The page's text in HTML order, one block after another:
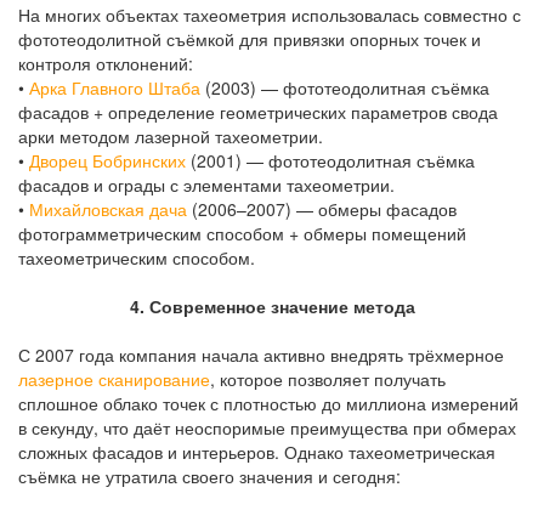
На многих объектах тахеометрия использовалась совместно с
фототеодолитной съёмкой для привязки опорных точек и
контроля отклонений:
• Арка Главного Штаба (2003) — фототеодолитная съёмка
фасадов + определение геометрических параметров свода
арки методом лазерной тахеометрии.
• Дворец Бобринских (2001) — фототеодолитная съёмка
фасадов и ограды с элементами тахеометрии.
• Михайловская дача (2006–2007) — обмеры фасадов
фотограмметрическим способом + обмеры помещений
тахеометрическим способом.
4. Современное значение метода
С 2007 года компания начала активно внедрять трёхмерное
лазерное сканирование, которое позволяет получать
сплошное облако точек с плотностью до миллиона измерений
в секунду, что даёт неоспоримые преимущества при обмерах
сложных фасадов и интерьеров. Однако тахеометрическая
съёмка не утратила своего значения и сегодня: